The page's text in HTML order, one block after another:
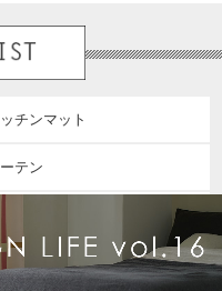
チンマット
テン
テリア雑貨